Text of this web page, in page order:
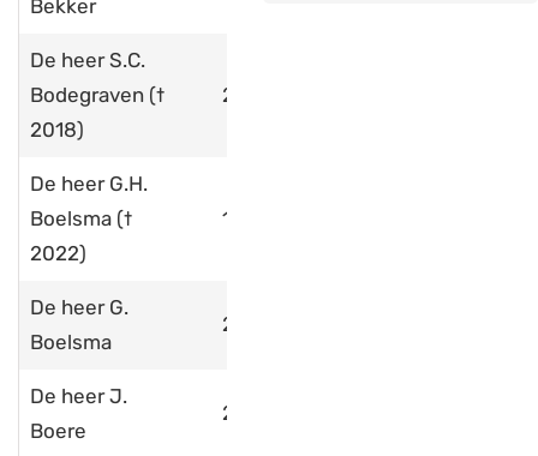
Bekker
De heer S.C.
Bodegraven (†
2018)
2008
De heer G.H.
Boelsma (†
2022)
1998
De heer G.
Boelsma
2025
De heer J.
Boere
2020